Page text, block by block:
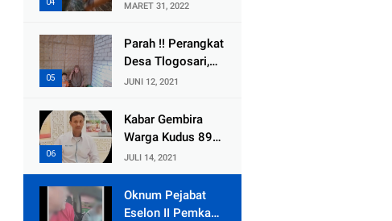
Selewengkan
Bantuan Mushola
Pemandu Karaoke
Bersedia Bugil
MARET 31, 2022
Parah !! Perangkat
Desa Tlogosari,
Kecamatan
Embat Dana Bedah
Rumah dari
JUNI 12, 2021
Kabar Gembira
Warga Kudus 89
Persen RT di
Kudus Zona Hijau
JULI 14, 2021
Oknum Pejabat
Eselon II Pemkab